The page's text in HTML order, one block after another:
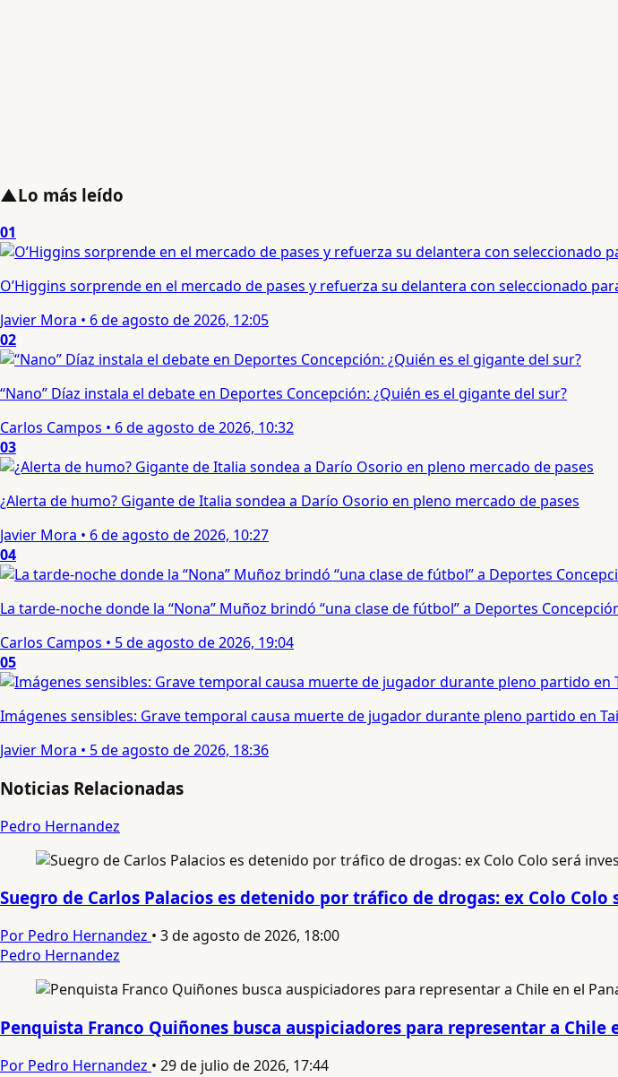
▲Lo más leído
01
O’Higgins sorprende en el mercado de pases y refuerza su delantera con seleccionado
Javier Mora • 6 de agosto de 2026, 12:05
02
“Nano” Díaz instala el debate en Deportes Concepción: ¿Quién es el gigante del sur?
Carlos Campos • 6 de agosto de 2026, 10:32
03
¿Alerta de humo? Gigante de Italia sondea a Darío Osorio en pleno mercado de pases
Javier Mora • 6 de agosto de 2026, 10:27
04
La tarde-noche donde la “Nona” Muñoz brindó “una clase de fútbol” a Deportes
Carlos Campos • 5 de agosto de 2026, 19:04
05
Imágenes sensibles: Grave temporal causa muerte de jugador durante pleno partido en
Javier Mora • 5 de agosto de 2026, 18:36
Noticias Relacionadas
Pedro Hernandez
Suegro de Carlos Palacios es detenido por tráfico de drogas: ex Colo Colo
Por Pedro Hernandez • 3 de agosto de 2026, 18:00
Pedro Hernandez
Penquista Franco Quiñones busca auspiciadores para representar a Chile
Por Pedro Hernandez • 29 de julio de 2026, 17:44